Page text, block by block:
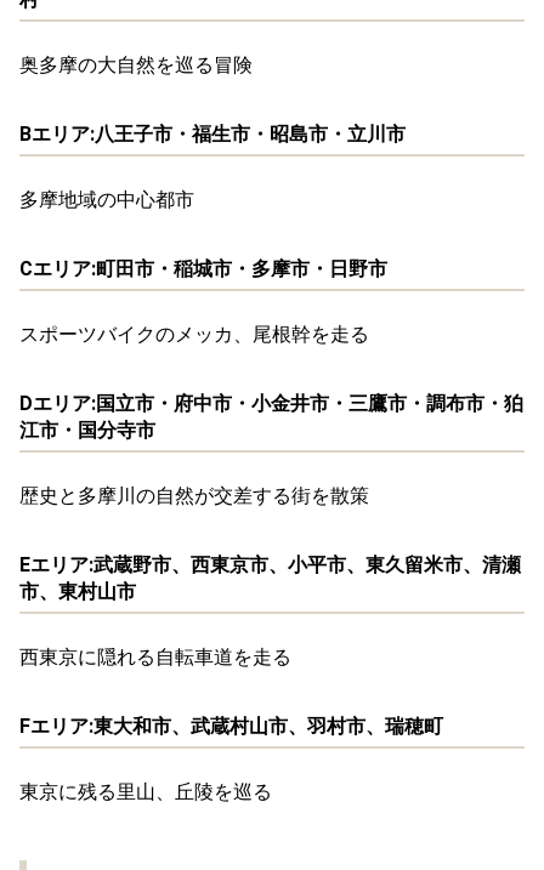
奥多摩の大自然を巡る冒険
Bエリア:八王子市・福生市・昭島市・立川市
多摩地域の中心都市
Cエリア:町田市・稲城市・多摩市・日野市
スポーツバイクのメッカ、尾根幹を走る
Dエリア:国立市・府中市・小金井市・三鷹市・調布市・狛
江市・国分寺市
歴史と多摩川の自然が交差する街を散策
Eエリア:武蔵野市、西東京市、小平市、東久留米市、清瀬
市、東村山市
西東京に隠れる自転車道を走る
Fエリア:東大和市、武蔵村山市、羽村市、瑞穂町
東京に残る里山、丘陵を巡る